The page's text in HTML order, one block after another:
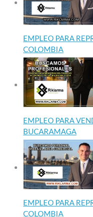
EMPLEO PARA
COLOMBIA
EMPLEO PARA
BUCARAMAGA
EMPLEO PARA
COLOMBIA